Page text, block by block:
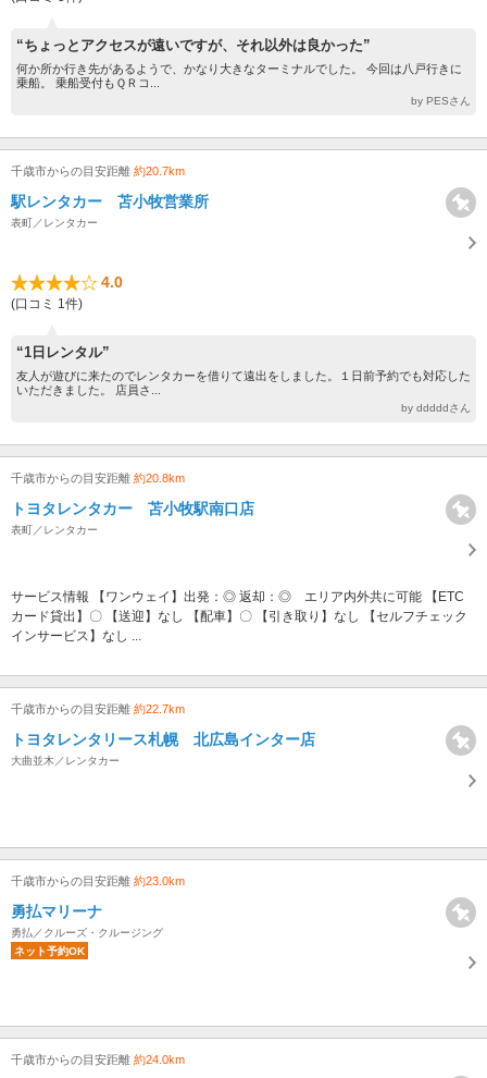
“ちょっとアクセスが遠いですが、それ以外は良かった”
何か所か行き先があるようで、かなり大きなターミナルでした。 今回は八戸行きに
乗船。 乗船受付もＱＲコ...
by PESさん
千歳市からの目安距離 約20.7km
駅レンタカー 苫小牧営業所
表町／レンタカー
4.0
(口コミ 1件)
“1日レンタル”
友人が遊びに来たのでレンタカーを借りて遠出をしました。１日前予約でも対応した
いただきました。 店員さ...
by dddddさん
千歳市からの目安距離 約20.8km
トヨタレンタカー 苫小牧駅南口店
表町／レンタカー
サービス情報 【ワンウェイ】出発：◎ 返却：◎ エリア内外共に可能 【ETC
カード貸出】〇 【送迎】なし 【配車】〇 【引き取り】なし 【セルフチェック
インサービス】なし ...
千歳市からの目安距離 約22.7km
トヨタレンタリース札幌 北広島インター店
大曲並木／レンタカー
千歳市からの目安距離 約23.0km
勇払マリーナ
勇払／クルーズ・クルージング
ネット予約OK
千歳市からの目安距離 約24.0km